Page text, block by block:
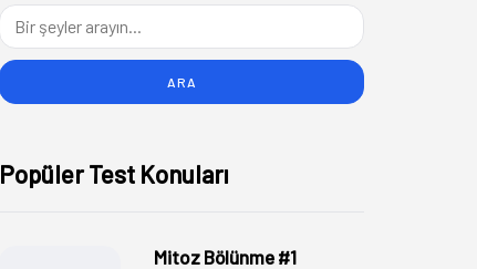
Popüler Test Konuları
Mitoz Bölünme #1